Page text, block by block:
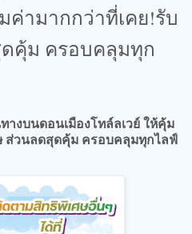
ค่ามากกว่าที่เคย!รับ
คุ้ม ครอบคลุมทุก
างบนดอนเมืองโทล์ลเวย์ ให้คุ้ม
ส่วนลดสุดคุ้ม ครอบคลุมทุกไลฟ์